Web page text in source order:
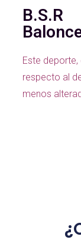
B.S.R
Este
respecto al
menos